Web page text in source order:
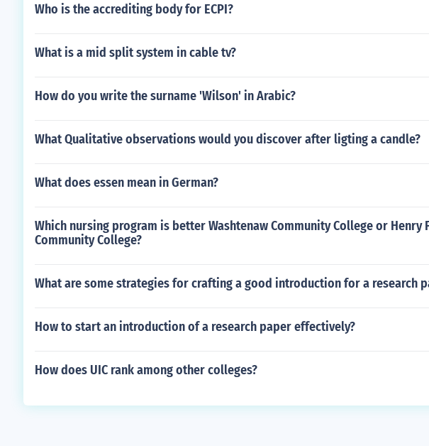
Who is the accrediting body for ECPI?
What is a mid split system in cable tv?
How do you write the surname 'Wilson' in Arabic?
What Qualitative observations would you discover after ligting a candle?
What does essen mean in German?
Which nursing program is better Washtenaw Community College or Henry
Community College?
What are some strategies for crafting a good introduction for a research
How to start an introduction of a research paper effectively?
How does UIC rank among other colleges?